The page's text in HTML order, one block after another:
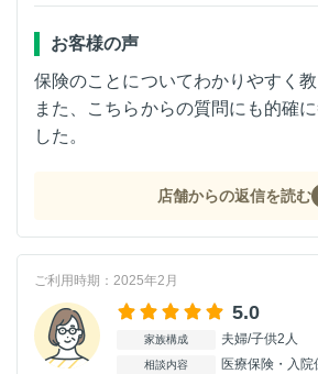
お客様の声
保険のことについてわかりやすく教
また、こちらからの質問にも的確
した。
店舗からの返信を読む
ご利用時期：2025年2月
5.0
家族構成 夫婦/子供2人
相談内容 医療保険・入院